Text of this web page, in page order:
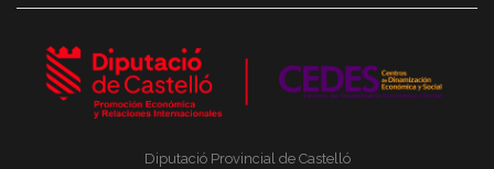
Diputació Provincial de Castelló